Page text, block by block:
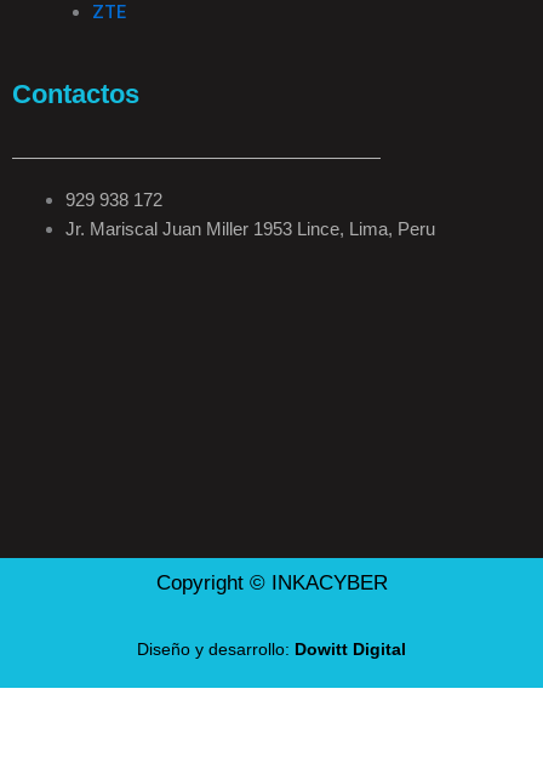
ZTE
Contactos
929 938 172
Jr. Mariscal Juan Miller 1953 Lince, Lima, Peru
Copyright © INKACYBER
Diseño y desarrollo: Dowitt Digital